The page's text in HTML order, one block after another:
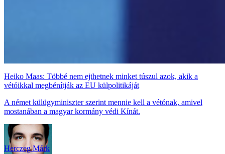
Heiko Maas: Többé nem ejthetnek minket túszul azok, akik a
vétóikkal megbénítják az EU külpolitikáját
A német külügyminiszter szerint mennie kell a vétónak, amivel
mostanában a magyar kormány védi Kínát.
Herczeg Márk